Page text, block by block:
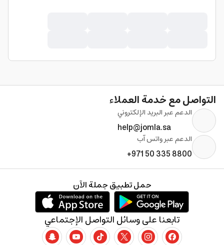
التواصل مع خدمة العملاء
الدعم عبر البريد الإلكتروني
help@jomla.sa
الدعم عبر واتس آب
+971 50 335 8800
تابعنا على وسائل التواصل الإجتماعي
حمل تطبيق جملة الآن